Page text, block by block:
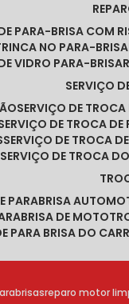
DE PARA-BRISA COM
NO PARA-BRISA
DE VIDRO PARA-BRISA
SERVIÇO
SERVIÇO DE
SERVIÇO DE TROCA
SERVIÇO DE TROCA
SERVIÇO DE TROCA
PARABRISA
DE MOTO
PARA BRISA DO
reparo motor